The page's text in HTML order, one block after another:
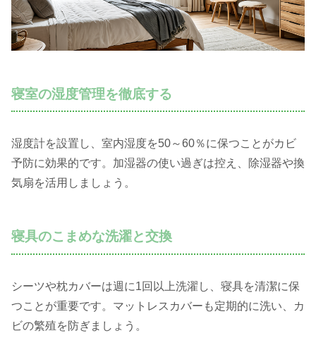
寝室の湿度管理を徹底する
湿度計を設置し、室内湿度を50～60％に保つことがカビ
予防に効果的です。加湿器の使い過ぎは控え、除湿器や換
気扇を活用しましょう。
寝具のこまめな洗濯と交換
シーツや枕カバーは週に1回以上洗濯し、寝具を清潔に保
つことが重要です。マットレスカバーも定期的に洗い、カ
ビの繁殖を防ぎましょう。